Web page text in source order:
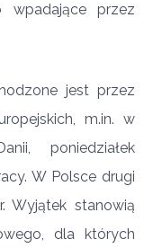
wpadające przez
jest przez
m.in. w
poniedziałek
W Polsce drugi
Wyjątek stanowią
dla których